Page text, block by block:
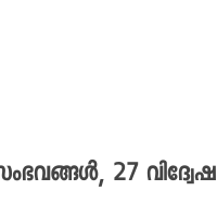
27 വിദ്വേഷ